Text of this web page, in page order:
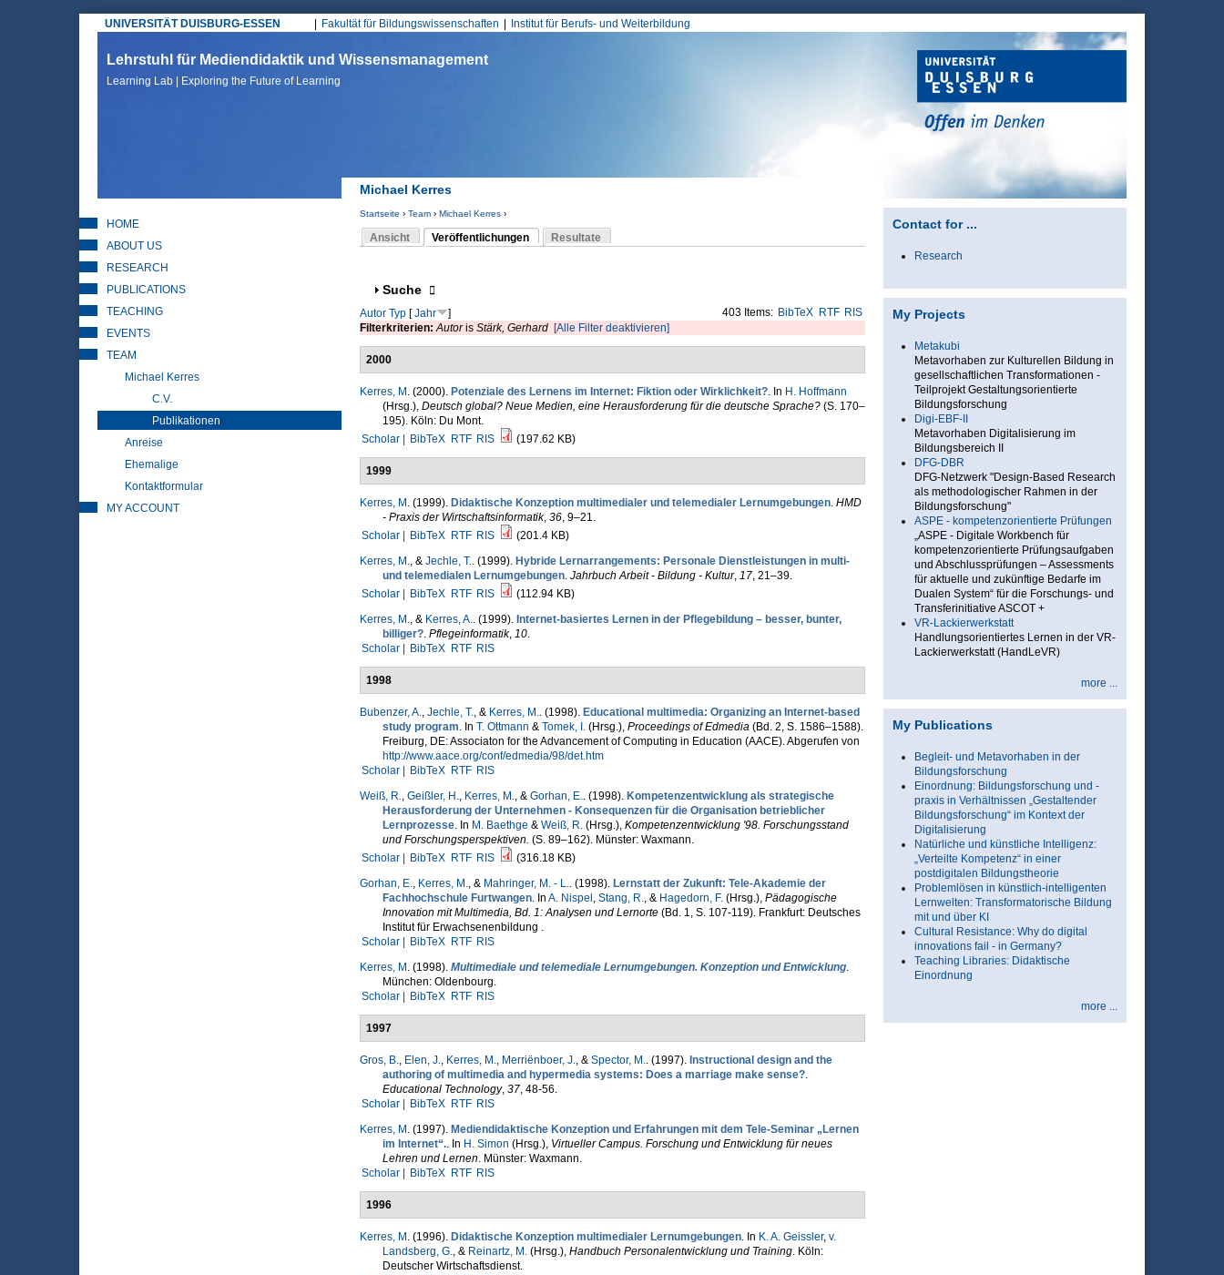
UNIVERSITÄT DUISBURG-ESSEN
Hauptmenü
Fakultät für Bildungswissenschaften Institut für Berufs- und Weiterbildung
Lehrstuhl für Mediendidaktik und Wissensmanagement
Learning Lab | Exploring the Future of Learning
Michael Kerres
Sie sind hier
Startseite › Team› Michael Kerres›
Ansicht
Veröffentlichungen
(aktiver Reiter)
Resultate
Anzeigen
Suche
403 Items: BibTeX RTF RIS
Autor Typ[Jahr
]
Filterkriterien:Autoris Stärk, Gerhard [Alle Filter deaktivieren]
2000
Kerres, M . (2000). Potenziale des Lernens im Internet: Fiktion oder Wirklichkeit?. In H. Hoffmann
(Hrsg.), Deutsch global? Neue Medien, eine Herausforderung für die deutsche Sprache?(S. 170–
195). Köln: Du Mont.
Scholar |
BibTeX RTF RIS (197.62 KB)
1999
Kerres, M . (1999). Didaktische Konzeption multimedialer und telemedialer Lernumgebungen. HMD
- Praxis der Wirtschaftsinformatik, 36, 9–21.
Scholar |
BibTeX RTF RIS
(201.4 KB)
Kerres, M., & Jechle, T.. (1999). Hybride Lernarrangements: Personale Dienstleistungen in multi-
und telemedialen Lernumgebungen. Jahrbuch Arbeit - Bildung - Kultur, 17, 21–39.
Scholar |
BibTeX RTF RIS
(112.94 KB)
Kerres, M., & Kerres, A.. (1999). Internet-basiertes Lernen in der Pflegebildung – besser, bunter,
billiger?. Pflegeinformatik, 10.
Scholar |
BibTeX RTF RIS
1998
Bubenzer, A., Jechle, T., & Kerres, M.. (1998). Educational multimedia: Organizing an Internet-based
study program. In T. Ottmann & Tomek, I.(Hrsg.), Proceedings of Edmedia(Bd. 2, S. 1586–1588).
Freiburg, DE: Associaton for the Advancement of Computing in Education (AACE). Abgerufen von
http://www.aace.org/conf/edmedia/98/det.htm
Scholar |
BibTeX RTF RIS
Weiß, R., Geißler, H., Kerres, M., & Gorhan, E.. (1998). Kompetenzentwicklung als strategische
Herausforderung der Unternehmen - Konsequenzen für die Organisation betrieblicher
Lernprozesse. In M. Baethge & Weiß, R.(Hrsg.), Kompetenzentwicklung '98. Forschungsstand
und Forschungsperspektiven. (S. 89–162). Münster: Waxmann.
Scholar |
BibTeX RTF RIS
(316.18 KB)
Gorhan, E., Kerres, M., & Mahringer, M. - L.. (1998). Lernstatt der Zukunft: Tele-Akademie der
Fachhochschule Furtwangen. In A. Nispel , Stang, R., & Hagedorn, F.(Hrsg.), Pädagogische
Innovation mit Multimedia, Bd. 1: Analysen und Lernorte(Bd. 1, S. 107-119). Frankfurt: Deutsches
Institut für Erwachsenenbildung .
Scholar |
BibTeX RTF RIS
Kerres, M . (1998). Multimediale und telemediale Lernumgebungen. Konzeption und Entwicklung.
München: Oldenbourg.
Scholar |
BibTeX RTF RIS
1997
Gros, B., Elen, J., Kerres, M., Merriënboer, J., & Spector, M.. (1997). Instructional design and the
authoring of multimedia and hypermedia systems: Does a marriage make sense?.
Educational Technology, 37, 48-56.
Scholar |
BibTeX RTF RIS
Kerres, M . (1997). Mediendidaktische Konzeption und Erfahrungen mit dem Tele-Seminar „Lernen
im Internet“.. In H. Simon (Hrsg.), Virtueller Campus. Forschung und Entwicklung für neues
Lehren und Lernen. Münster: Waxmann.
Scholar |
BibTeX RTF RIS
1996
Kerres, M . (1996). Didaktische Konzeption multimedialer Lernumgebungen. In K. A. Geissler, v.
Landsberg, G., & Reinartz, M.(Hrsg.), Handbuch Personalentwicklung und Training. Köln:
Deutscher Wirtschaftsdienst.
HOME
ABOUT US
RESEARCH
PUBLICATIONS
TEACHING
EVENTS
TEAM
Michael Kerres
C.V.
Publikationen
Anreise
Ehemalige
Kontaktformular
MY ACCOUNT
Contact for ...
Research
My Projects
Metakubi
Metavorhaben zur Kulturellen Bildung in
gesellschaftlichen Transformationen -
Teilprojekt Gestaltungsorientierte
Bildungsforschung
Digi-EBF-II
Metavorhaben Digitalisierung im
Bildungsbereich II
DFG-DBR
DFG-Netzwerk "Design-Based Research
als methodologischer Rahmen in der
Bildungsforschung"
ASPE - kompetenzorientierte Prüfungen
„ASPE - Digitale Workbench für
kompetenzorientierte Prüfungsaufgaben
und Abschlussprüfungen – Assessments
für aktuelle und zukünftige Bedarfe im
Dualen System“ für die Forschungs- und
Transferinitiative ASCOT +
VR-Lackierwerkstatt
Handlungsorientiertes Lernen in der VR-
Lackierwerkstatt (HandLeVR)
more ...
My Publications
Begleit- und Metavorhaben in der
Bildungsforschung
Einordnung: Bildungsforschung und -
praxis in Verhältnissen „Gestaltender
Bildungsforschung“ im Kontext der
Digitalisierung
Natürliche und künstliche Intelligenz:
„Verteilte Kompetenz“ in einer
postdigitalen Bildungstheorie
Problemlösen in künstlich-intelligenten
Lernwelten: Transformatorische Bildung
mit und über KI
Cultural Resistance: Why do digital
innovations fail - in Germany?
Teaching Libraries: Didaktische
Einordnung
more ...